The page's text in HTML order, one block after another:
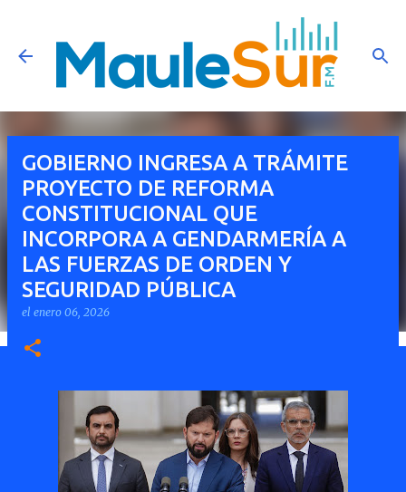
Ir al contenido principal
GOBIERNO INGRESA A TRÁMITE
PROYECTO DE REFORMA
CONSTITUCIONAL QUE
INCORPORA A GENDARMERÍA A
LAS FUERZAS DE ORDEN Y
SEGURIDAD PÚBLICA
el enero 06, 2026